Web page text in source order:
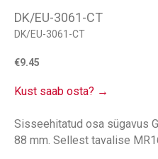
DK/EU-3061-CT
DK/EU-3061-CT
€9.45
Kust saab osta? →
Sisseehitatud osa sügavus
88 mm. Sellest tavalise